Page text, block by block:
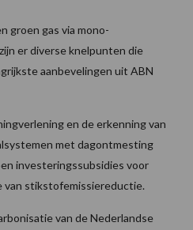
groen gas via mono-
er diverse knelpunten die
aanbevelingen uit ABN
en de erkenning van
met dagontmesting
investeringssubsidies voor
stikstofemissiereductie.
van de Nederlandse